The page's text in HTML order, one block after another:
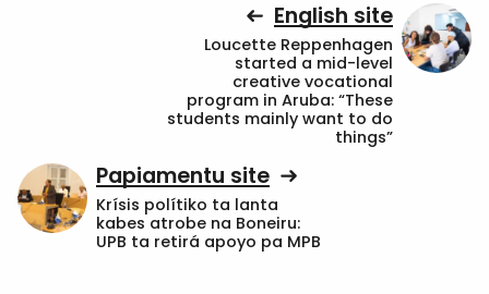
English site
Loucette Reppenhagen
started a mid-level
creative vocational
program in Aruba: “These
students mainly want to do
things”
Papiamentu site
Krísis polítiko ta lanta
kabes atrobe na Boneiru:
UPB ta retirá apoyo pa MPB